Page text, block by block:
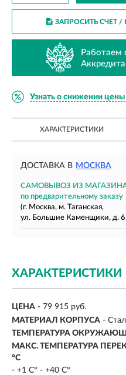
ЗАПРОСИТЬ СЧЕТ
Работаем
Узнать о снижении цены
ХАРАКТЕРИСТИКИ
ДОСТАВКА В МОСКВА
САМОВЫВОЗ ИЗ
по предварительному заказу
(г. Москва, м. Таганская,
ул. Большие Каменщики, д. 6,
ХАРАКТЕРИСТИКИ
ЦЕНА - 79 915 руб.
МАТЕРИАЛ КОРПУСА -
ТЕМПЕРАТУРА
МАКС. ТЕМПЕРАТУРА
°C
- +1 C° - +40 C°